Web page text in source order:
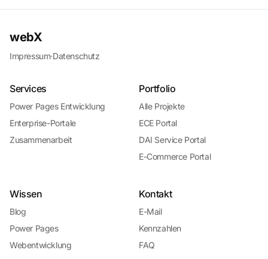
webX
Impressum·Datenschutz
Services
Power Pages Entwicklung
Enterprise-Portale
Zusammenarbeit
Portfolio
Alle Projekte
ECE Portal
DAI Service Portal
E-Commerce Portal
Wissen
Blog
Power Pages
Webentwicklung
Kontakt
E-Mail
Kennzahlen
FAQ